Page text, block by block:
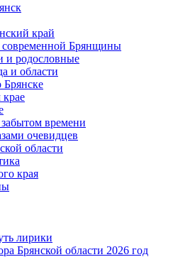
край
Брянщины
и родословные
и области
времени
очевидцев
области
края
лирики
Брянской области 2026 год